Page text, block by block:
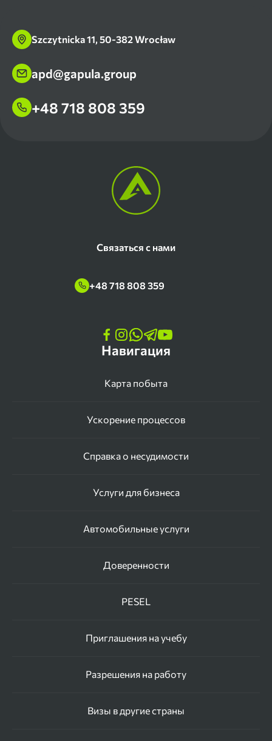
Szczytnicka 11, 50-382 Wrocław
apd@gapula.group
+48 718 808 359
Связаться с нами
+48 718 808 359
Навигация
Карта побыта
Услуги для бизнеса
PESEL
Визы в другие страны
Ускорение процессов
Автомобильные услуги
Приглашения на учебу
Справка о несудимости
Доверенности
Разрешения на работу